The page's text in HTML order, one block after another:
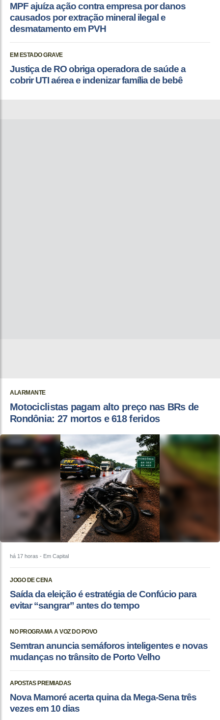
MPF ajuíza ação contra empresa por danos
causados por extração mineral ilegal e
desmatamento em PVH
EM ESTADO GRAVE
Justiça de RO obriga operadora de saúde a
cobrir UTI aérea e indenizar família de bebê
ALARMANTE
Motociclistas pagam alto preço nas BRs de
Rondônia: 27 mortos e 618 feridos
há 17 horas - Em Capital
JOGO DE CENA
Saída da eleição é estratégia de Confúcio para
evitar “sangrar” antes do tempo
NO PROGRAMA A VOZ DO POVO
Semtran anuncia semáforos inteligentes e novas
mudanças no trânsito de Porto Velho
APOSTAS PREMIADAS
Nova Mamoré acerta quina da Mega-Sena três
vezes em 10 dias